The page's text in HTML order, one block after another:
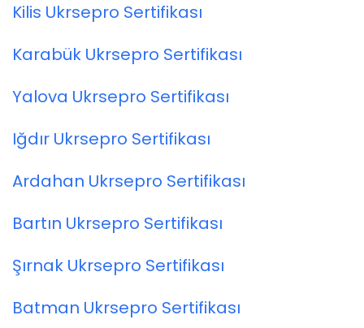
Kilis Ukrsepro Sertifikası
Karabük Ukrsepro Sertifikası
Yalova Ukrsepro Sertifikası
Iğdır Ukrsepro Sertifikası
Ardahan Ukrsepro Sertifikası
Bartın Ukrsepro Sertifikası
Şırnak Ukrsepro Sertifikası
Batman Ukrsepro Sertifikası